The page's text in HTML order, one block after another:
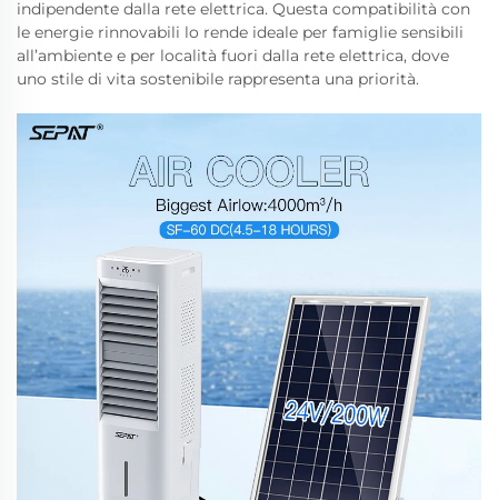
indipendente dalla rete elettrica. Questa compatibilità con
le energie rinnovabili lo rende ideale per famiglie sensibili
all’ambiente e per località fuori dalla rete elettrica, dove
uno stile di vita sostenibile rappresenta una priorità.